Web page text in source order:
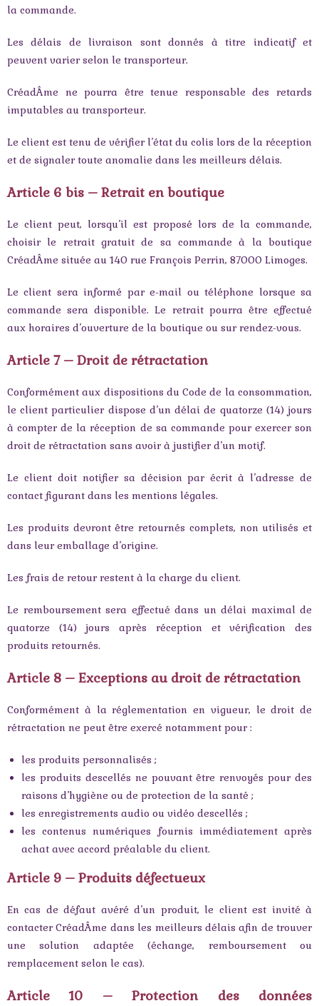
la commande.
Les délais de livraison sont donnés à titre indicatif et
peuvent varier selon le transporteur.
CréadÂme ne pourra être tenue responsable des retards
imputables au transporteur.
Le client est tenu de vérifier l’état du colis lors de la réception
et de signaler toute anomalie dans les meilleurs délais.
Article 6 bis – Retrait en boutique
Le client peut, lorsqu’il est proposé lors de la commande,
choisir le retrait gratuit de sa commande à la boutique
CréadÂme située au 140 rue François Perrin, 87000 Limoges.
Le client sera informé par e-mail ou téléphone lorsque sa
commande sera disponible. Le retrait pourra être effectué
aux horaires d’ouverture de la boutique ou sur rendez-vous.
Article 7 – Droit de rétractation
Conformément aux dispositions du Code de la consommation,
le client particulier dispose d’un délai de quatorze (14) jours
à compter de la réception de sa commande pour exercer son
droit de rétractation sans avoir à justifier d’un motif.
Le client doit notifier sa décision par écrit à l’adresse de
contact figurant dans les mentions légales.
Les produits devront être retournés complets, non utilisés et
dans leur emballage d’origine.
Les frais de retour restent à la charge du client.
Le remboursement sera effectué dans un délai maximal de
quatorze (14) jours après réception et vérification des
produits retournés.
Article 8 – Exceptions au droit de rétractation
Conformément à la réglementation en vigueur, le droit de
rétractation ne peut être exercé notamment pour :
les produits personnalisés ;
les produits descellés ne pouvant être renvoyés pour des
raisons d’hygiène ou de protection de la santé ;
les enregistrements audio ou vidéo descellés ;
les contenus numériques fournis immédiatement après
achat avec accord préalable du client.
Article 9 – Produits défectueux
En cas de défaut avéré d’un produit, le client est invité à
contacter CréadÂme dans les meilleurs délais afin de trouver
une solution adaptée (échange, remboursement ou
remplacement selon le cas).
Article 10 – Protection des données